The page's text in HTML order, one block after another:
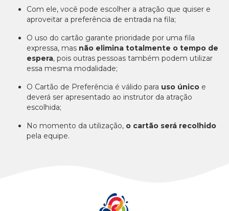
RESORTCom ele, você pode escolher a atração que quiser e
aproveitar a preferência de entrada na fila;
O uso do cartão garante prioridade por uma fila
expressa, mas não elimina totalmente o tempo de
espera, pois outras pessoas também podem utilizar
essa mesma modalidade;
O Cartão de Preferência é válido para uso único e
deverá ser apresentado ao instrutor da atração
escolhida;
No momento da utilização, o cartão será recolhido
pela equipe.